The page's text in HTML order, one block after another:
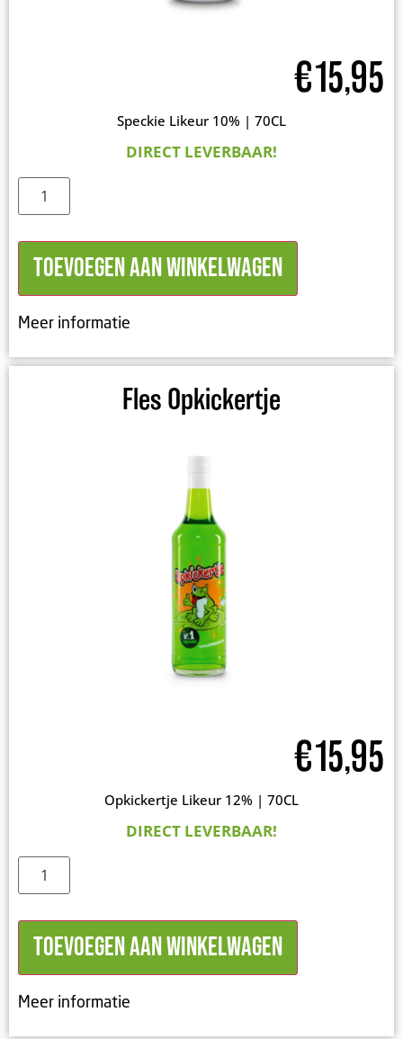
€15,95
Speckie Likeur 10% | 70CL
DIRECT LEVERBAAR!
Toevoegen aan winkelwagen
Meer informatie
Fles Opkickertje
€15,95
Opkickertje Likeur 12% | 70CL
DIRECT LEVERBAAR!
Toevoegen aan winkelwagen
Meer informatie